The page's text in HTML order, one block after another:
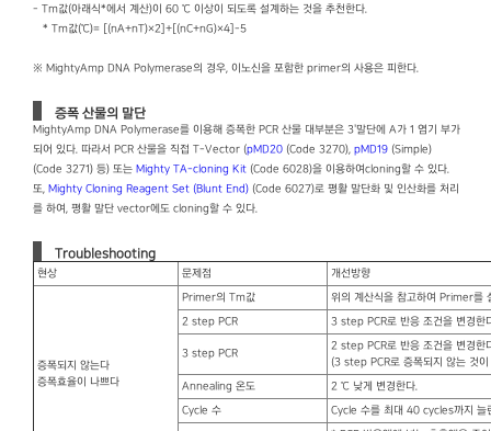
- Tm값(아래식*에서 계산)이 60 ℃ 이상이 되도록 설계하는 것을 추천한다.
* Tm값(℃)= [(nA＋nT)×2]＋[(nC＋nG)×4]-5
※ MightyAmp DNA Polymerase의 경우, 이노신을 포함한 primer의 사용은 피한다.
증폭 산물의 말단
MightyAmp DNA Polymerase를 이용해 증폭한 PCR 산물 대부분은 3＇말단에 A가 1 염기 부가
되어 있다. 따라서 PCR 산물을 직접 T-Vector (pMD20 (Code 3270), pMD19 (Simple)
(Code 3271) 등) 또는 Mighty TA-cloning Kit (Code 6028)을 이용하여cloning할 수 있다.
또, Mighty Cloning Reagent Set (Blunt End) (Code 6027)로 평활 말단화 및 인산화를 처리
를 하여, 평활 말단 vector에도 cloning할 수 있다.
Troubleshooting
현상 문제점 개선방향
증폭되지 않는다
증폭효율이 나쁘다
Primer의 Tm값
위의 계산식을 참고하여 Primer를
2 step PCR
3 step PCR로 반응 조건을 변경한
3 step PCR
2 step PCR로 반응 조건을 변경한
(3 step PCR로 증폭되지 않는 것
Annealing 온도
2 ℃ 낮게 변경한다.
Cycle 수
Cycle 수를 최대 40 cycles까지 늘